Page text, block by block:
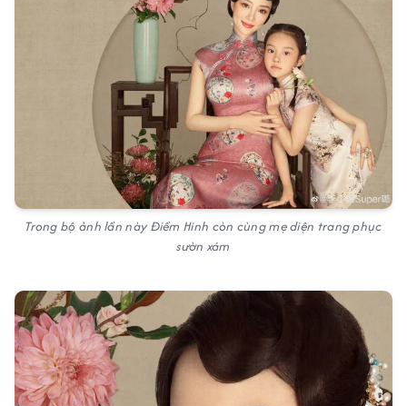
Trong bộ ảnh lần này Điềm Hinh còn cùng mẹ diện trang phục
sườn xám